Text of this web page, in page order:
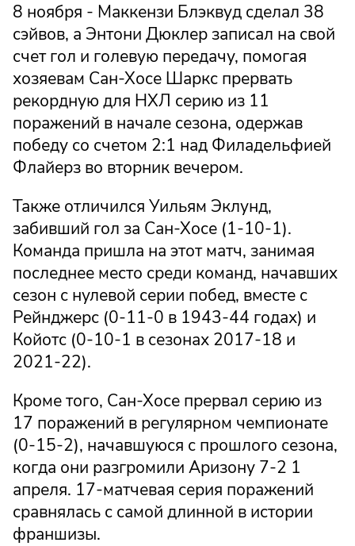
8 ноября - Маккензи Блэквуд сделал 38
сэйвов, а Энтони Дюклер записал на свой
счет гол и голевую передачу, помогая
хозяевам Сан-Хосе Шаркс прервать
рекордную для НХЛ серию из 11
поражений в начале сезона, одержав
победу со счетом 2:1 над Филадельфией
Флайерз во вторник вечером.
Также отличился Уильям Эклунд,
забивший гол за Сан-Хосе (1-10-1).
Команда пришла на этот матч, занимая
последнее место среди команд, начавших
сезон с нулевой серии побед, вместе с
Рейнджерс (0-11-0 в 1943-44 годах) и
Койотс (0-10-1 в сезонах 2017-18 и
2021-22).
Кроме того, Сан-Хосе прервал серию из
17 поражений в регулярном чемпионате
(0-15-2), начавшуюся с прошлого сезона,
когда они разгромили Аризону 7-2 1
апреля. 17-матчевая серия поражений
сравнялась с самой длинной в истории
франшизы.